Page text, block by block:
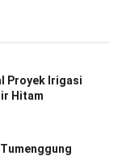
Proyek Irigasi
Hitam